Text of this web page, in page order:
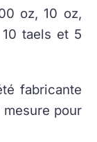
oz, 10 oz,
taels et 5
fabricante
mesure pour